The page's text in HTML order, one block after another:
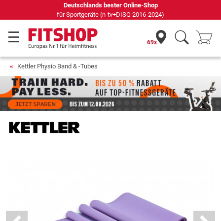
69 Fachmärkte vor Ort mit 75 eigenen Servicetechnikern
69x
Kettler Physio Band & -Tubes